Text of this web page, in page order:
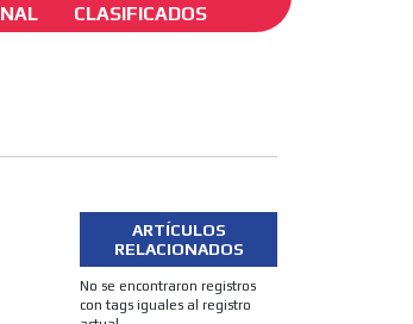
CLASIFICADOS
ARTÍCULOS
RELACIONADOS
No se encontraron registros
con tags iguales al registro